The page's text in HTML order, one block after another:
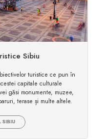
Sibiu
turistice ce pun în
capitale culturale
găsi monumente, muzee,
terase și multe altele.
SIBIU